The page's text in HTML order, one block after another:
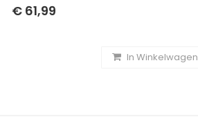
€ 61,99
In Winkelwagen